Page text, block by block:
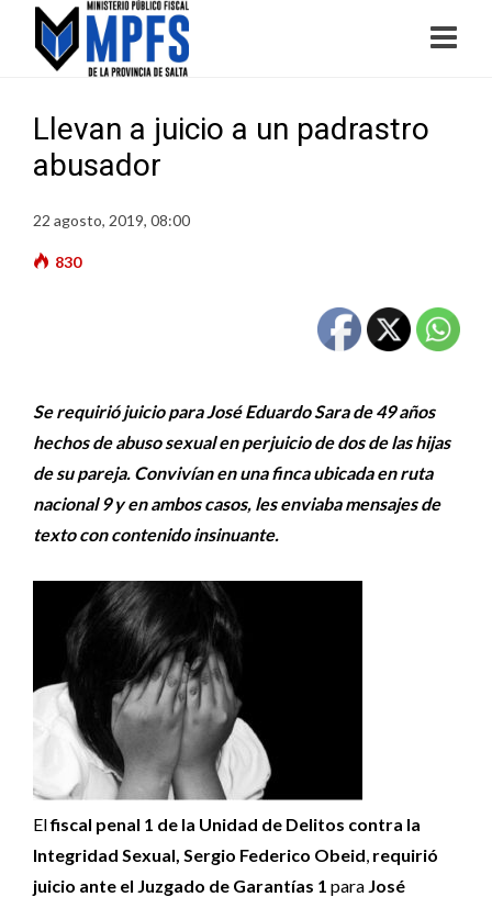
Llevan a juicio a un padrastro
abusador
22 agosto, 2019, 08:00
830
Se requirió juicio para José Eduardo Sara de 49 años
hechos de abuso sexual en perjuicio de dos de las hijas
de su pareja. Convivían en una finca ubicada en ruta
nacional 9 y en ambos casos, les enviaba mensajes de
texto con contenido insinuante.
Elfiscal penal 1 de la Unidad de Delitos contra la
Integridad Sexual, Sergio Federico Obeid, requirió
juicio ante el Juzgado de Garantías 1 para José